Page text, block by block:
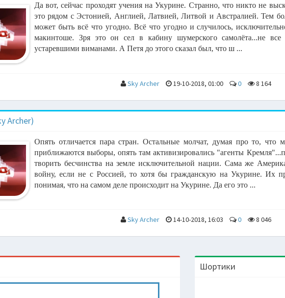
Да вот, сейчас проходят учения на Укурине. Странно, что никто не
это рядом с Эстонией, Англией, Латвией, Литвой и Австралией. Тем
может быть всё что угодно. Всё что угодно и случилось,
макинтоше. Зря это он сел в кабину шумерского самолёта...не
устаревшими виманами. А Петя до этого сказал был, что ш ...
Sky Archer 19-10-2018, 01:00 0 8 164
Archer)
Опять отличается пара стран. Остальные молчат, думая про то, что
приближаются выборы, опять там активизировались "агенты
творить бесчинства на земле исключительной нации. Сама же
войну, если не с Россией, то хотя бы гражданскую на Укурине. Их
понимая, что на самом деле происходит на Укурине. Да его это ...
Sky Archer 14-10-2018, 16:03 0 8 046
Шортики